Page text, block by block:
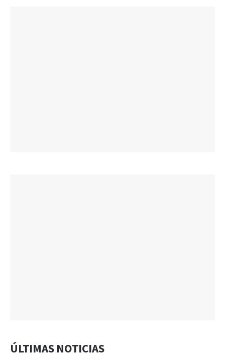
ÚLTIMAS NOTICIAS